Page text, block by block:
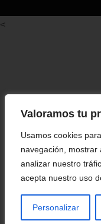
Valoramos tu
Usamos cookies
navegación, mostrar
analizar nuestro
acepta nuestro uso
Personalizar
<